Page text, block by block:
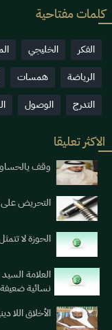
كلمات مفتاحية
الفكر الخليجي
الرياضة
همسات
التدرج
الوصول
الاكثر تعليقا
وقف
التحريض على
الحوزة لا
العلامة
نسائية ضعيفة
الأخلاق اللا